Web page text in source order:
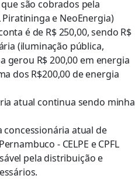
são cobrados pela
Piratininga e NeoEnergia)
é de R$ 250,00, sendo R$
(iluminação pública,
gerou R$ 200,00 em energia
dos R$200,00 de energia
atual continua sendo minha
concessionária atual de
- CELPE e CPFL
pela distribuição e